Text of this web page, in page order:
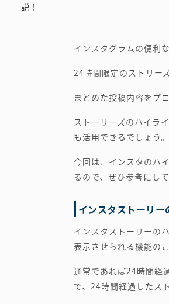
説！
インスタグラムの便利
24時間限定のストリー
まとめた投稿内容をプ
ストーリーズのハイラ
も活用できる でしょう。
今回は、インスタのハ
るので、ぜひ参考にし
インスタストーリー
インスタストーリーの
表示させられる機能のこ
通常であれば24時間経
で、24時間経過したス